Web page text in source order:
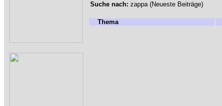
Suche nach: zappa (Neueste Beiträge)
Thema